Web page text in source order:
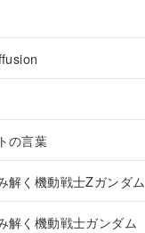
の言葉
解く機動戦士Zガンダム
解く機動戦士ガンダム